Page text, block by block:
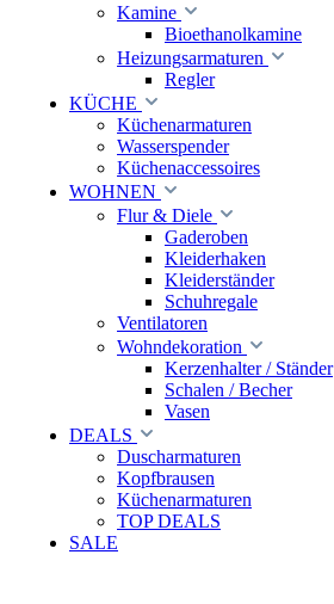
Kamine
Bioethanolkamine
Heizungsarmaturen
Regler
KÜCHE
Küchenarmaturen
Wasserspender
Küchenaccessoires
WOHNEN
Flur & Diele
Gaderoben
Kleiderhaken
Kleiderständer
Schuhregale
Ventilatoren
Wohndekoration
Kerzenhalter / Ständer
Schalen / Becher
Vasen
DEALS
Duscharmaturen
Kopfbrausen
Küchenarmaturen
TOP DEALS
SALE